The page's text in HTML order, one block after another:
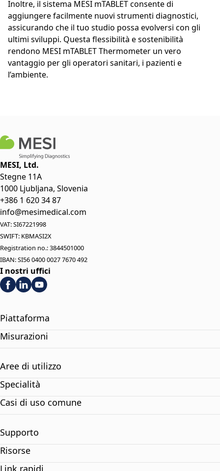
Inoltre, il sistema MESI mTABLET consente di
aggiungere facilmente nuovi strumenti diagnostici,
assicurando che il tuo studio possa evolversi con gli
ultimi sviluppi. Questa flessibilità e sostenibilità
rendono MESI mTABLET Thermometer un vero
vantaggio per gli operatori sanitari, i pazienti e
l’ambiente.
MESI, Ltd.
Stegne 11A
1000 Ljubljana, Slovenia
+386 1 620 34 87
info@mesimedical.com
VAT: SI67221998
SWIFT: KBMASI2X
Registration no.: 3844501000
IBAN: SI56 0400 0027 7670 492
I nostri uffici
Piattaforma
Misurazioni
Aree di utilizzo
Specialità
Casi di uso comune
Supporto
Risorse
Link rapidi